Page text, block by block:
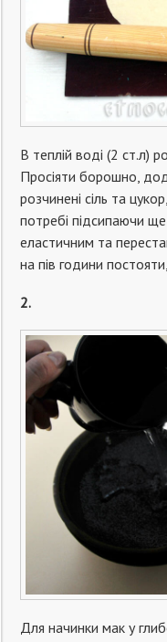
В теплій воді (2 ст.л)
Просіяти борошно,
розчинені сіль та
потребі підсипаючи
еластичним та
на пів години
2.
Для начинки мак у